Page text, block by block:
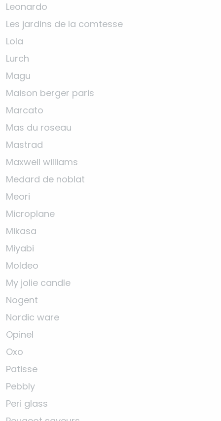
Leonardo
Les jardins de la comtesse
Lola
Lurch
Magu
Maison berger paris
Marcato
Mas du roseau
Mastrad
Maxwell williams
Medard de noblat
Meori
Microplane
Mikasa
Miyabi
Moldeo
My jolie candle
Nogent
Nordic ware
Opinel
Oxo
Patisse
Pebbly
Peri glass